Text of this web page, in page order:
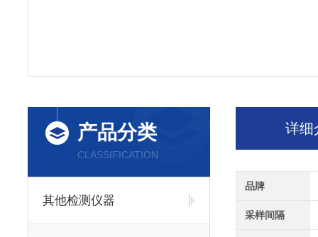
产品分类
CLASSIFICATION
其他检测仪器
详细
品牌
采样间隔